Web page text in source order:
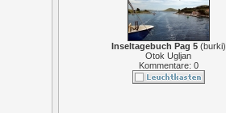
Inseltagebuch Pag 5(burki)
Otok Ugljan
Kommentare: 0